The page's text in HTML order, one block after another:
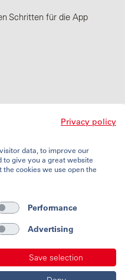
Schritten für die App
Datenschutz
Kontakt
Privacy policy
data, to improve our
to give you a great website
cookies we use open the
Performance
Advertising
Save selection